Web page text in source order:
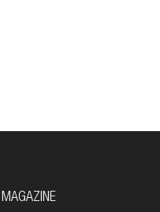
MAGAZINE